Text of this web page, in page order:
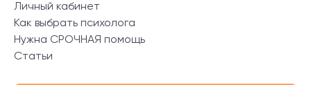
Личный кабинет
Как выбрать психолога
Нужна СРОЧНАЯ помощь
Статьи